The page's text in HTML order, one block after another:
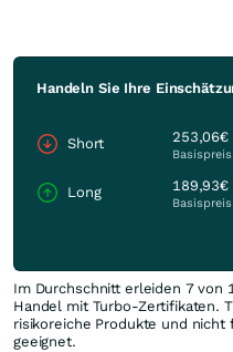
Handeln Sie Ihre
Short 253,06€
Basispreis
Long 189,93€
Basispreis
Im Durchschnitt erleiden 7 von
Handel mit Turbo-Zertifikaten.
risikoreiche Produkte und nicht
geeignet.